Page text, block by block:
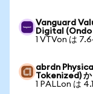
Vanguard
Digital
1 VTVon は
abrdn
Tokenized)
1 PALLon は